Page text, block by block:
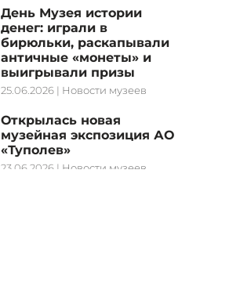
День Музея истории
денег: играли в
бирюльки, раскапывали
античные «монеты» и
выигрывали призы
25.06.2026| Новости музеев
Открылась новая
музейная экспозиция АО
«Туполев»
23.06.2026| Новости музеев